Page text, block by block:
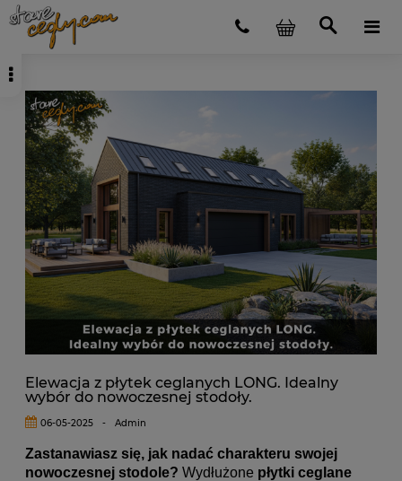
Elewacja z płytek ceglanych LONG. Idealny
wybór do nowoczesnej stodoły.
06-05-2025 - Admin
Zastanawiasz się, jak nadać charakteru swojej
nowoczesnej stodole? Wydłużone płytki ceglane